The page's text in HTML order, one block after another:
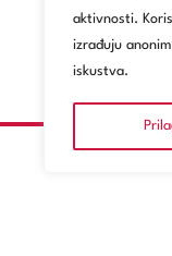
aktivnosti.
izrađuju
iskustva.